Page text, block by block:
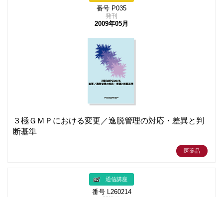
番号 P035
発刊
2009年05月
３極ＧＭＰにおける変更／逸脱管理の対応・差異と判
断基準
医薬品
通信講座
番号 L260214